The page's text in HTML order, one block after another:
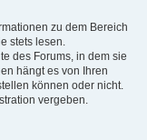
zu dem Bereich
stets lesen.
des Forums, in dem sie
hängt es von Ihren
können oder nicht.
vergeben.